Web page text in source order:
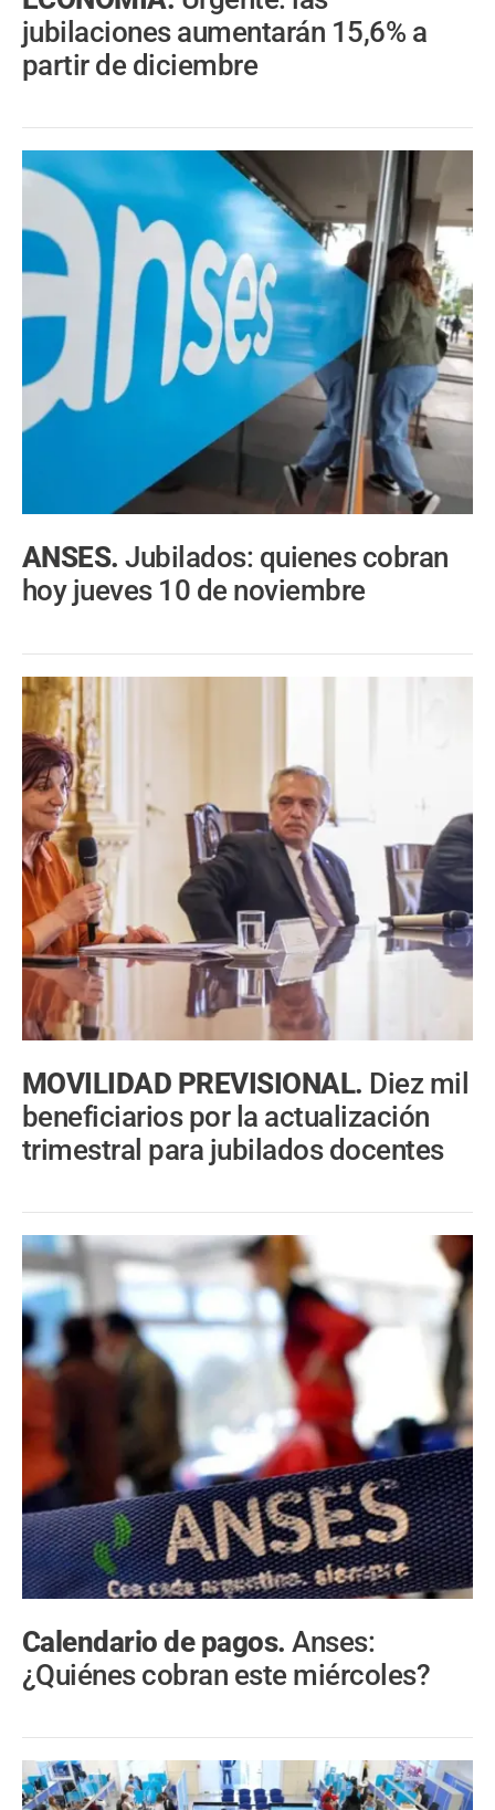
jubilaciones aumentarán 15,6% a
partir de diciembre
ANSES.Jubilados: quienes cobran
hoy jueves 10 de noviembre
MOVILIDAD PREVISIONAL. Diez mil
beneficiarios por la actualización
trimestral para jubilados docentes
Calendario de pagos.Anses:
¿Quiénes cobran este miércoles?